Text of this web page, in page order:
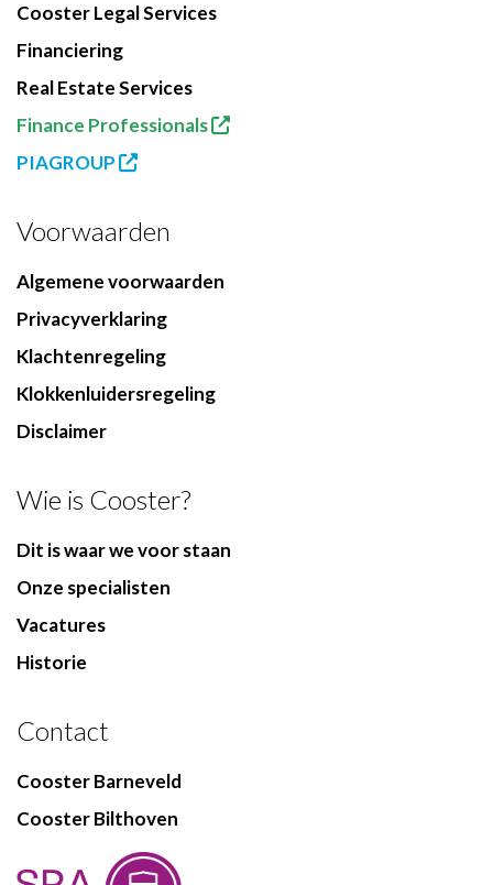
Cooster Legal Services
Financiering
Real Estate Services
Finance Professionals
PIAGROUP
Voorwaarden
Algemene voorwaarden
Privacyverklaring
Klachtenregeling
Klokkenluidersregeling
Disclaimer
Wie is Cooster?
Dit is waar we voor staan
Onze specialisten
Vacatures
Historie
Contact
Cooster Barneveld
Cooster Bilthoven